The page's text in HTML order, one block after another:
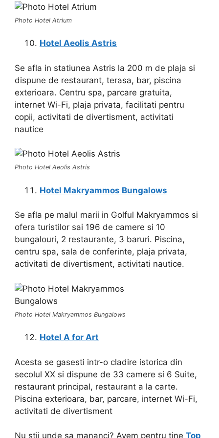
Photo Hotel Atrium
Hotel Aeolis Astris
Se afla in statiunea Astris la 200 m de plaja si
dispune de restaurant, terasa, bar, piscina
exterioara. Centru spa, parcare gratuita,
internet Wi-Fi, plaja privata, facilitati pentru
copii, activitati de divertisment, activitati
nautice
Photo Hotel Aeolis Astris
Hotel Makryammos Bungalows
Se afla pe malul marii in Golful Makryammos si
ofera turistilor sai 196 de camere si 10
bungalouri, 2 restaurante, 3 baruri. Piscina,
centru spa, sala de conferinte, plaja privata,
activitati de divertisment, activitati nautice.
Photo Hotel Makryammos Bungalows
Hotel A for Art
Acesta se gasesti intr-o cladire istorica din
secolul XX si dispune de 33 camere si 6 Suite,
restaurant principal, restaurant a la carte.
Piscina exterioara, bar, parcare, internet Wi-Fi,
activitati de divertisment
Nu stii unde sa mananci? Avem pentru tine Top